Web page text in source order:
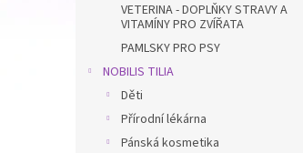
VETERINA - DOPLŇKY STRAVY A
VITAMÍNY PRO ZVÍŘATA
PAMLSKY PRO PSY
NOBILIS TILIA
Děti
Přírodní lékárna
Pánská kosmetika